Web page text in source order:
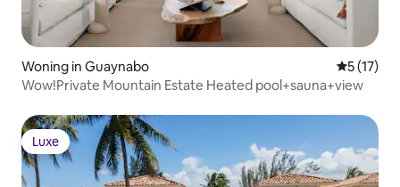
Woning in Guaynabo
5 (17)
Wow!Private Mountain Estate Heated pool+sauna+view
Luxe
Luxe